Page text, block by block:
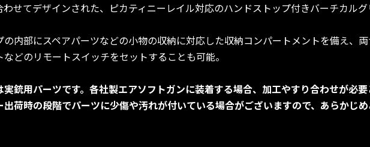
わせてデザインされた、ピカティニーレイル対応のハンドストップ付きバーチカルグ
内部にスペアパーツなどの小物の収納に対応した収納コンパートメントを備え、
などのリモートスイッチをセットすることも可能。
銃用パーツです。各社製エアソフトガンに装着する場合、加工やすり合わせが必要
荷時の段階でパーツに少傷や汚れが付いている場合がございますので、あらかじめ